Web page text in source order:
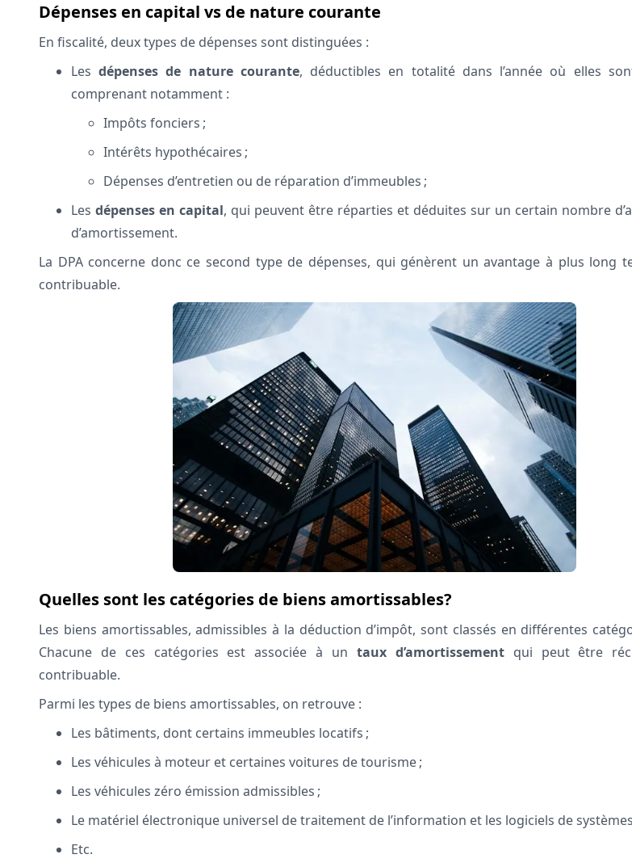
Dépenses en capital vs de nature courante
En fiscalité, deux types de dépenses sont distinguées :
Lesdépenses de nature courante, déductibles en totalité dans l’année où elles
comprenant notamment :
Impôts fonciers ;
Intérêts hypothécaires ;
Dépenses d’entretien ou de réparation d’immeubles ;
Les dépenses en capital, qui peuvent être réparties et déduites sur un certain nombre
d’amortissement.
La DPA concerne donc ce second type de dépenses, qui génèrent un avantage à plus long
contribuable.
Quelles sont les catégories de biens amortissables?
Les biens amortissables, admissibles à la déduction d’impôt, sont classés en différentes
Chacune de ces catégories est associée à un taux d’amortissementqui peut être
contribuable.
Parmi les types de biens amortissables, on retrouve :
Les bâtiments, dont certains immeubles locatifs ;
Les véhicules à moteur et certaines voitures de tourisme ;
Les véhicules zéro émission admissibles ;
Le matériel électronique universel de traitement de l’information et les logiciels de
Etc.